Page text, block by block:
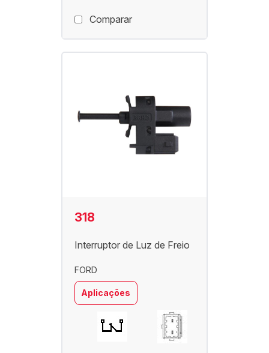
Comparar
318
Interruptor de Luz de Freio
FORD
Aplicações